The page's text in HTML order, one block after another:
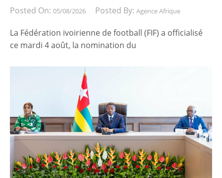
Posted On: 05/08/2026 Posted By: Agence Afrique
La Fédération ivoirienne de football (FIF) a officialisé
ce mardi 4 août, la nomination du